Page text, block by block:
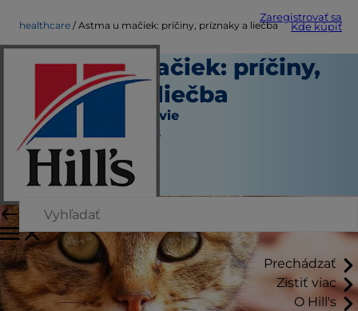
Zaregistrovať sa
Kde kúpiť
Prechádzať
Zistiť viac
O Hill's
healthcare Astma u mačiek: príčiny, príznaky a liečba
Astma u mačiek: príčiny,
príznaky a liečba
Starostlivosť o zdravie
Jean Marie Bauhaus
|
August 01, 2024